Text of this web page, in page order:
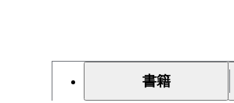
書籍
徹底マ